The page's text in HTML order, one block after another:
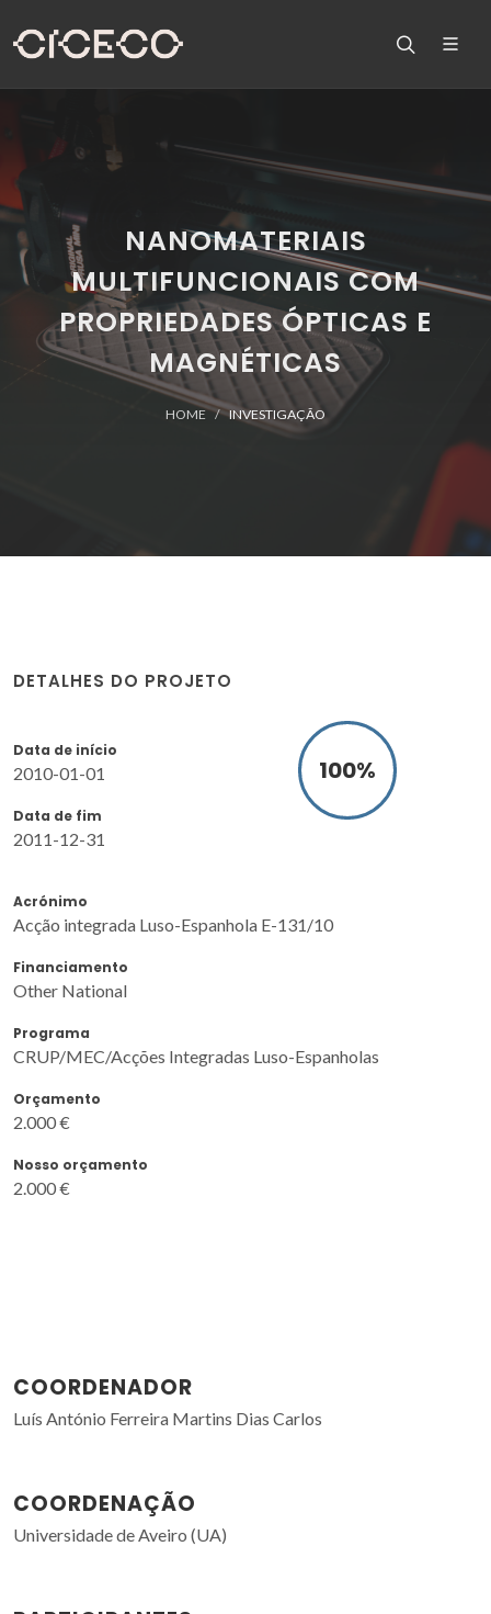
NANOMATERIAIS
MULTIFUNCIONAIS COM
PROPRIEDADES ÓPTICAS E
MAGNÉTICAS
HOME INVESTIGAÇÃO
DETALHES DO PROJETO
Data de início
2010-01-01
Data de fim
2011-12-31
100%
Acrónimo
Acção integrada Luso-Espanhola E-131/10
Financiamento
Other National
Programa
CRUP/MEC/Acções Integradas Luso-Espanholas
Orçamento
2.000 €
Nosso orçamento
2.000 €
COORDENADOR
Luís António Ferreira Martins Dias Carlos
COORDENAÇÃO
Universidade de Aveiro (UA)